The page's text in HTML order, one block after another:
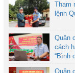
Tham
lệnh
Quân
cách
“Bình
Quân